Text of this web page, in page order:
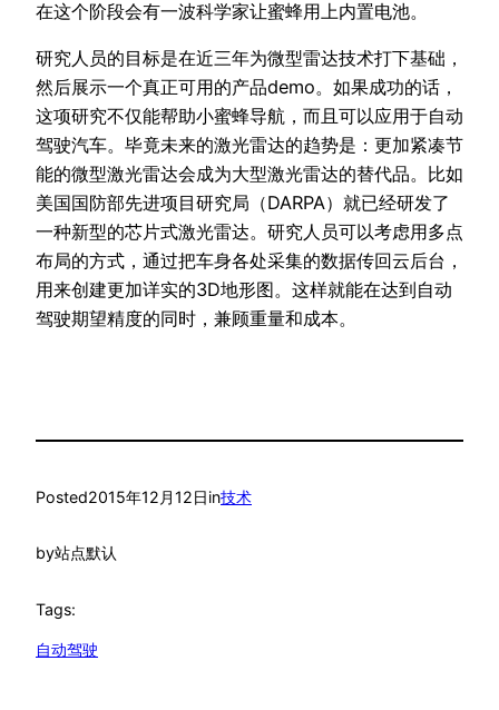
在这个阶段会有一波科学家让蜜蜂用上内置电池。
研究人员的目标是在近三年为微型雷达技术打下基础，
然后展示一个真正可用的产品demo。如果成功的话，
这项研究不仅能帮助小蜜蜂导航，而且可以应用于自动
驾驶汽车。毕竟未来的激光雷达的趋势是：更加紧凑节
能的微型激光雷达会成为大型激光雷达的替代品。比如
美国国防部先进项目研究局（DARPA）就已经研发了
一种新型的芯片式激光雷达。研究人员可以考虑用多点
布局的方式，通过把车身各处采集的数据传回云后台，
用来创建更加详实的3D地形图。这样就能在达到自动
驾驶期望精度的同时，兼顾重量和成本。
Posted2015年12月12日in技术
by站点默认
Tags:
自动驾驶